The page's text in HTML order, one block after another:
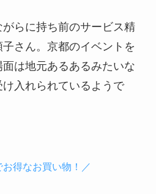
らに持ち前のサービス精
さん。京都のイベントを
は地元あるあるみたいな
入れられているようで
お得なお買い物！／